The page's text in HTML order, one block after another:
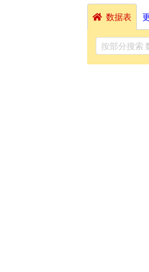
数据表